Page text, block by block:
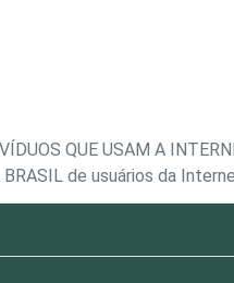
QUE USAM A
de usuários da